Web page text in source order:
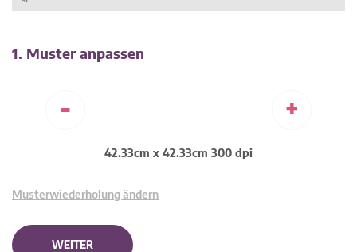
1. Muster anpassen
- +
42.33cm x 42.33cm 300 dpi
Musterwiederholung ändern
WEITER